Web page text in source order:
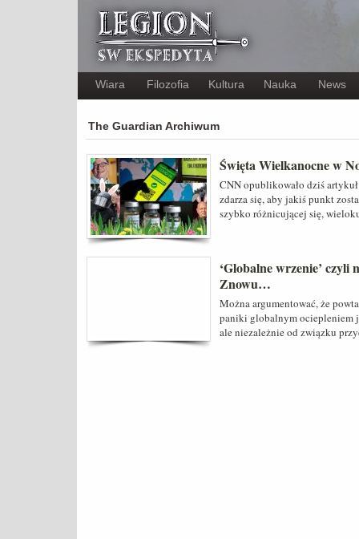
Wiara Filozofia Kultura Nauka News
The Guardian Archiwum
Święta Wielkanocne w
CNN opublikowało dziś
zdarza się, aby jakiś punkt
szybko różnicującej się,
‘Globalne wrzenie’
Znowu…
Można argumentować, że
paniki globalnym ociepleniem
ale niezależnie od związku